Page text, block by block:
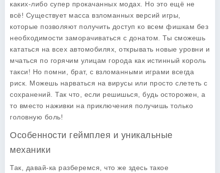
каких-либо супер прокачанных модах. Но это ещё не
всё! Существует масса взломанных версий игры,
которые позволяют получить доступ ко всем фишкам без
необходимости заморачиваться с донатом. Ты сможешь
кататься на всех автомобилях, открывать новые уровни и
мчаться по горячим улицам города как истинный король
такси! Но помни, брат, с взломанными играми всегда
риск. Можешь нарваться на вирусы или просто слететь с
сохранений. Так что, если решишься, будь осторожен, а
то вместо наживки на приключения получишь только
головную боль!
Особенности геймплея и уникальные
механики
Так, давай-ка разберемся, что же здесь такое